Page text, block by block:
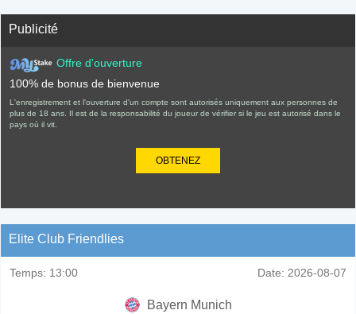
Publicité
Offre d'ouverture
100% de bonus de bienvenue
L'enregistrement et l'ouverture d'un compte sont autorisés uniquement aux personnes de
plus de 18 ans. Il est de la responsabilité du joueur de vérifier si le jeu est autorisé dans le
pays où il vit.
OBTENEZ
Elite Club Friendlies
Temps: 13:00 Date: 2026-08-07
Bayern Munich